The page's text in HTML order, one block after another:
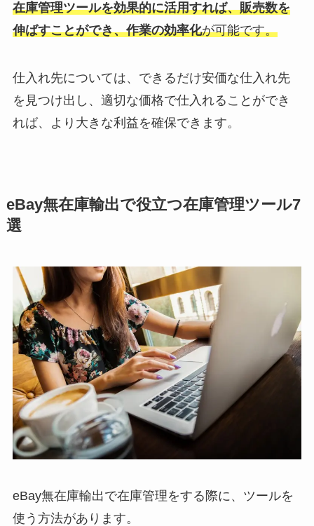
在庫管理ツールを効果的に活用すれば、販売数を
伸ばすことができ、作業の効率化が可能です。
仕入れ先については、できるだけ安価な仕入れ先
を見つけ出し、適切な価格で仕入れることができ
れば、より大きな利益を確保できます。
eBay無在庫輸出で役立つ在庫管理ツール7
選
eBay無在庫輸出で在庫管理をする際に、ツールを
使う方法があります。